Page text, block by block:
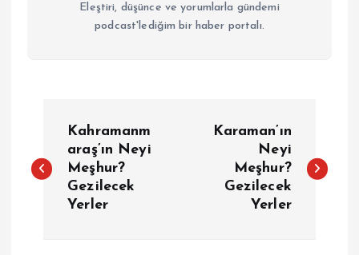
Eleştiri, düşünce ve yorumlarla gündemi
podcast'lediğim bir haber portalı.
a
Kahramanm
araş’ın Neyi
Meşhur?
Gezilecek
Yerler
Karaman’ın
Neyi
Meşhur?
Gezilecek
Yerler